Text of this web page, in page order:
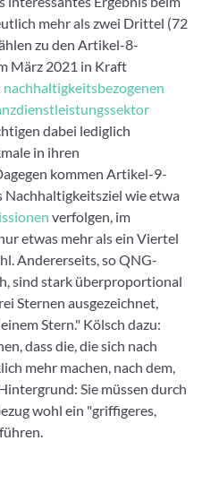
mehr als zwei Drittel (72
zu den Artikel-8-
März 2021 in Kraft
nachhaltigkeitsbezogenen
dabei lediglich
in ihren
kommen Artikel-9-
Nachhaltigkeitsziel wie etwa
verfolgen, im
etwas mehr als ein Viertel
Andererseits, so QNG-
sind stark überproportional
Sternen ausgezeichnet,
Stern." Kölsch dazu:
dass die, die sich nach
mehr machen, nach dem,
Sie müssen durch
wohl ein "griffigeres,